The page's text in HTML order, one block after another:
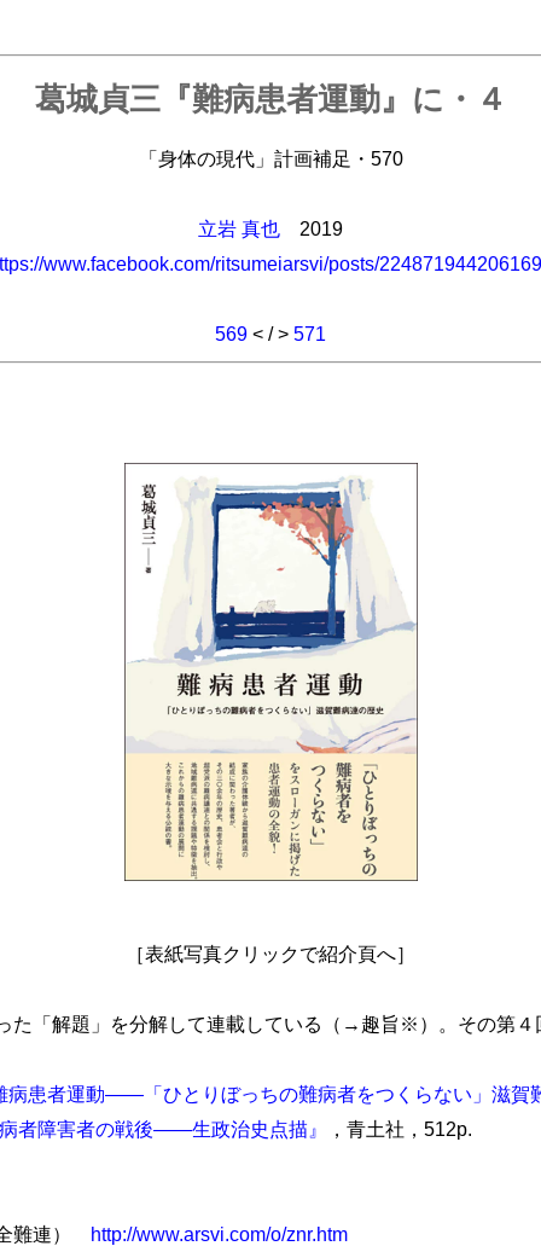
葛城貞三『難病患者運動』に・４
「身体の現代」計画補足・570
立岩 真也
2019
www.facebook.com/ritsumeiarsvi/posts/
569 < / > 571
［表紙写真クリックで紹介頁へ］
「解題」を分解して連載している（→趣旨※）。その第４
病患者運動――「ひとりぼっちの難病者をつくらない」滋賀
者障害者の戦後――生政治史点描』
，青土社，512p.
難連） http://www.arsvi.com/o/znr.htm